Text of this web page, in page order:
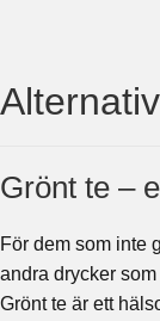
Grönt te –
För dem som inte
andra drycker
Grönt te är ett